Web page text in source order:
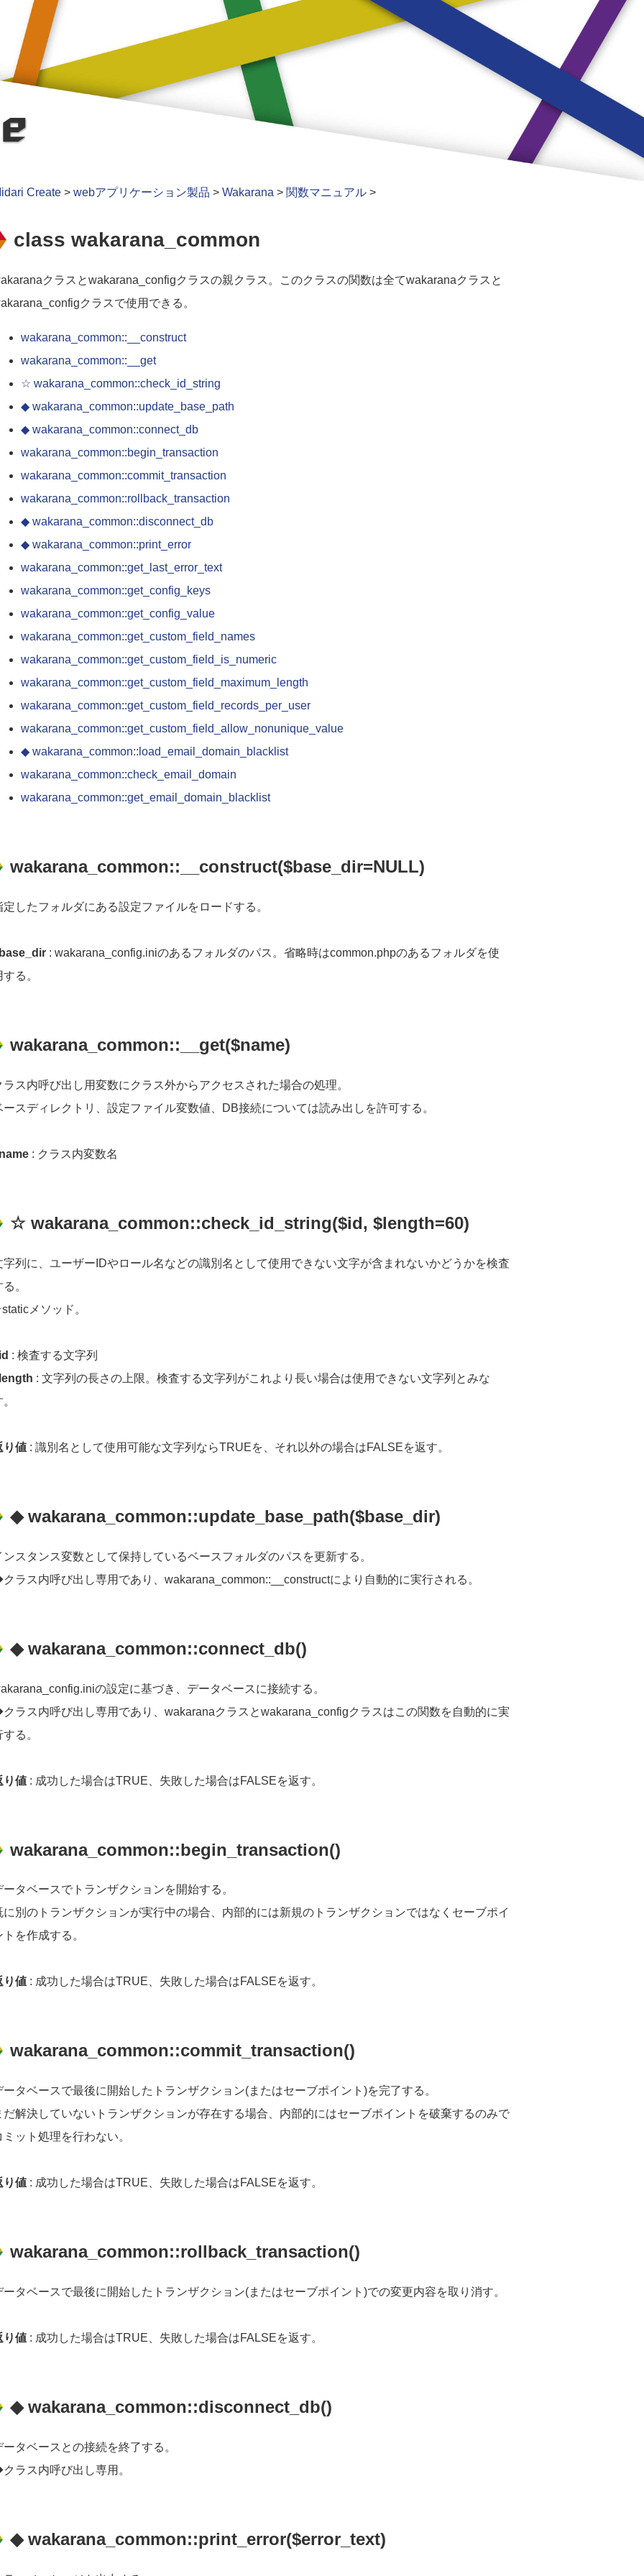
Create > webアプリケーション製品 > Wakarana > 関数マニュアル >
class wakarana_common
クラスとwakarana_configクラスの親クラス。このクラスの関数は全てwakaranaクラスと
クラスで使用できる。
wakarana_common::__construct
wakarana_common::__get
☆ wakarana_common::check_id_string
◆ wakarana_common::update_base_path
◆ wakarana_common::connect_db
wakarana_common::begin_transaction
wakarana_common::commit_transaction
wakarana_common::rollback_transaction
◆ wakarana_common::disconnect_db
◆ wakarana_common::print_error
wakarana_common::get_last_error_text
wakarana_common::get_config_keys
wakarana_common::get_config_value
wakarana_common::get_custom_field_names
wakarana_common::get_custom_field_is_numeric
wakarana_common::get_custom_field_maximum_length
wakarana_common::get_custom_field_records_per_user
wakarana_common::get_custom_field_allow_nonunique_value
◆ wakarana_common::load_email_domain_blacklist
wakarana_common::check_email_domain
wakarana_common::get_email_domain_blacklist
wakarana_common::__construct($base_dir=NULL)
定したフォルダにある設定ファイルをロードする。
: wakarana_config.iniのあるフォルダのパス。省略時はcommon.phpのあるフォルダを使
する。
wakarana_common::__get($name)
ラス内呼び出し用変数にクラス外からアクセスされた場合の処理。
ースディレクトリ、設定ファイル変数値、DB接続については読み出しを許可する。
: クラス内変数名
☆ wakarana_common::check_id_string($id, $length=60)
字列に、ユーザーIDやロール名などの識別名として使用できない文字が含まれないかどうかを検査
。
メソッド。
: 検査する文字列
: 文字列の長さの上限。検査する文字列がこれより長い場合は使用できない文字列とみな
り値 : 識別名として使用可能な文字列ならTRUEを、それ以外の場合はFALSEを返す。
◆ wakarana_common::update_base_path($base_dir)
ンスタンス変数として保持しているベースフォルダのパスを更新する。
ラス内呼び出し専用であり、wakarana_common::__constructにより自動的に実行される。
◆ wakarana_common::connect_db()
の設定に基づき、データベースに接続する。
ラス内呼び出し専用であり、wakaranaクラスとwakarana_configクラスはこの関数を自動的に実
する。
り値 : 成功した場合はTRUE、失敗した場合はFALSEを返す。
wakarana_common::begin_transaction()
ータベースでトランザクションを開始する。
に別のトランザクションが実行中の場合、内部的には新規のトランザクションではなくセーブポイ
トを作成する。
り値 : 成功した場合はTRUE、失敗した場合はFALSEを返す。
wakarana_common::commit_transaction()
ータベースで最後に開始したトランザクション(またはセーブポイント)を完了する。
だ解決していないトランザクションが存在する場合、内部的にはセーブポイントを破棄するのみで
ミット処理を行わない。
り値 : 成功した場合はTRUE、失敗した場合はFALSEを返す。
wakarana_common::rollback_transaction()
ータベースで最後に開始したトランザクション(またはセーブポイント)での変更内容を取り消す。
り値 : 成功した場合はTRUE、失敗した場合はFALSEを返す。
◆ wakarana_common::disconnect_db()
ータベースとの接続を終了する。
ラス内呼び出し専用。
◆ wakarana_common::print_error($error_text)